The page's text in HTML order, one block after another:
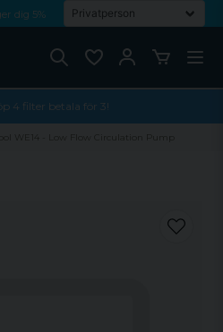
dig 5%
4 filter betala för 3!
WE14 - Low Flow Circulation Pump